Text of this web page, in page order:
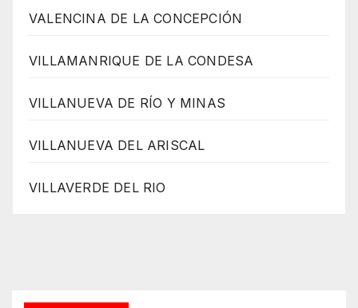
VALENCINA DE LA CONCEPCIÓN
VILLAMANRIQUE DE LA CONDESA
VILLANUEVA DE RÍO Y MINAS
VILLANUEVA DEL ARISCAL
VILLAVERDE DEL RIO